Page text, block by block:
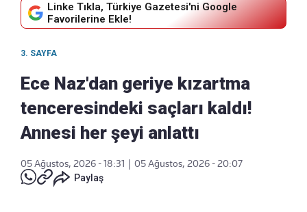
Linke Tıkla, Türkiye Gazetesi'ni Google
Favorilerine Ekle!
3. SAYFA
Ece Naz'dan geriye kızartma
tenceresindeki saçları kaldı!
Annesi her şeyi anlattı
05 Ağustos, 2026 - 18:31
05 Ağustos, 2026 - 20:07
Paylaş